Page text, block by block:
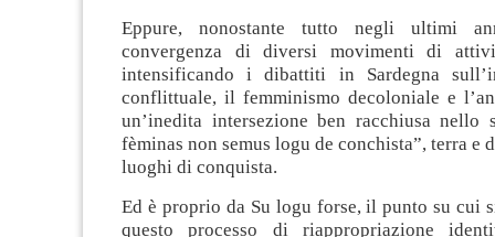
Eppure, nonostante tutto negli ultimi
convergenza di diversi movimenti di
intensificando i dibattiti in Sardegna
conflittuale, il femminismo decoloniale e
un’inedita intersezione ben racchiusa nello
fèminas non semus logu de conchista”, terra e
luoghi di conquista.
Ed è proprio da Su logu forse, il punto su cui
questo processo di riappropriazione